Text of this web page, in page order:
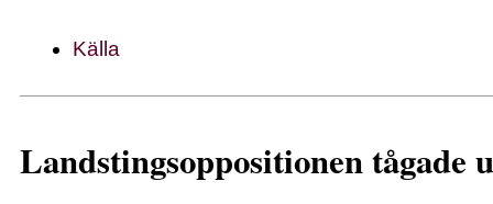
Källa
Landstingsoppositionen tågade